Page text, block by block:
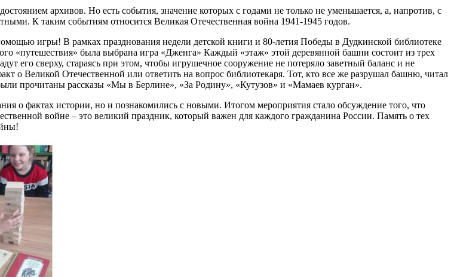
архивов. Но есть события, значение которых с годами не только не уменьшается, а, напротив, с
К таким событиям относится Великая Отечественная война 1941-1945 годов.
игры! В рамках празднования недели детской книги и 80-летия Победы в Дудкинской библиотеке
«путешествия» была выбрана игра «Дженга» Каждый «этаж» этой деревянной башни состоит из трех
его сверху, стараясь при этом, чтобы игрушечное сооружение не потеряло заветный баланс и не
о Великой Отечественной или ответить на вопрос библиотекаря. Тот, кто все же разрушал башню, читал
прочитаны рассказы «Мы в Берлине», «За Родину», «Кутузов» и «Мамаев курган».
о фактах истории, но и познакомились с новыми. Итогом мероприятия стало обсуждение того, что
войне – это великий праздник, который важен для каждого гражданина России. Память о тех